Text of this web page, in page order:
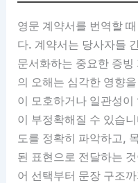
영문 계약서를 번역할
다. 계약서는 당사자들
문서화하는 중요한 증
의 오해는 심각한 영향
이 모호하거나 일관성
이 부정확해질 수 있습
도를 정확히 파악하고,
된 표현으로 전달하는
어 선택부터 문장 구조